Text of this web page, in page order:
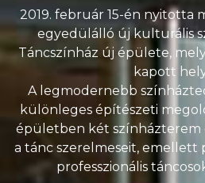
2019. február 15-én nyitotta
egyedülálló új kulturális
Táncszínház új épülete,
kapott
A legmodernebb
különleges építészeti
épületben két színházterem
a tánc szerelmeseit, emellett
professzionális